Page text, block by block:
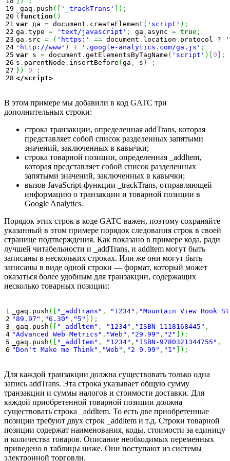
19
20
21
22
23
24
25
26
27
_gaq . push ( '_trackTrans' ) ;
( function ( )
var да = document . createElement ( 'script' ) ;
ga . type = 'text/javascript' ; ga . async = true ;
ga . src = ( 'https:' == document . location . protocol ?
'http://www' ) + '.google-analytics.com/ga.js' ;
var s = document . getElementsByTagName ( 'script' ) 0
;
s . parentNode . insertBefore ( ga , s )
;
} ) 0
;
</script>
В этом примере мы добавили в код GATC три
дополнительных строки:
строка транзакции, определенная addTrans, которая
представляет собой список разделенных запятыми
значений, заключенных в кавычки;
строка товарной позиции, определенная _addltem,
которая представляет собой список разделенных
запятыми значений, заключенных в кавычки;
вызов JavaScript-функции _trackTrans, отправляющей
информацию о транзакции и товарной позиции в
Google Analytics.
Порядок этих строк в коде GATC важен, поэтому сохраняйте
указанный в этом примере порядок следования строк в своей
странице подтверждения. Как показано в примере кода, ради
лучшей читабельности и _addTrans, и addltem могут быть
записаны в нескольких строках. Или же они могут быть
записаны в виде одной строки — формат, который может
оказаться более удобным для транзакции, содержащих
несколько товарных позиции:
1
2
3
4
5
_gaq . push ( "_addTrans" , "1234" , "Mountain View Book
"89.97" , "6.30" , "5" ) ;
_gaq . push{ "_addltem" , "1234" , "ISBN-1118168445" ,
"Advanced Web Metrics" , "Web" , "29.99" , "2" ) ;
_gaq . push ( "_addltem" , "1234" , "ISBN-9780321344755" ,
"Don't Make me Think" , "Web" , "2 9.99" , "1" ) ;
Для каждой транзакции должна существовать только одна
запись addTrans. Эта строка указывает общую сумму
транзакции и суммы налогов и стоимости доставки. Для
каждой приобретенной товарной позиции должна
существовать строка _addltem. То есть две приобретенные
позиции требуют двух строк _addltem и т.д. Строки товарной
позиции содержат наименования, коды, стоимости за единицу
и количества товаров. Описание необходимых переменных
приведено в таблицы ниже. Они поступают из системы
электронной торговли.